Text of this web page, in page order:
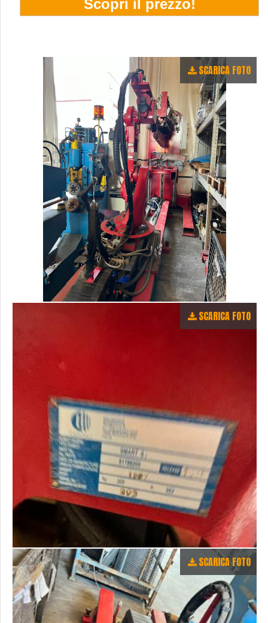
SCARICA FOTO
SCARICA FOTO
SCARICA FOTO